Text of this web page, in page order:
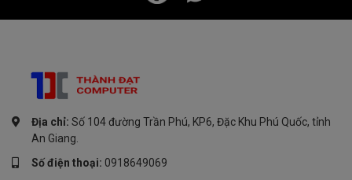
Địa chỉ: Số 104 đường Trần Phú, KP6, Đặc Khu Phú Quốc, tỉnh
An Giang.
Số điện thoại: 0918649069